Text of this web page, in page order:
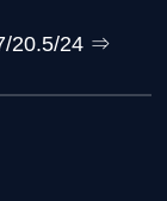
20.5/24 ⇒